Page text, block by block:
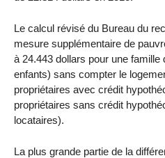
Le calcul révisé du Bureau du
mesure supplémentaire de
à 24.443 dollars pour une
enfants) sans compter le
propriétaires avec crédit
propriétaires sans crédit
locataires).
La plus grande partie de la